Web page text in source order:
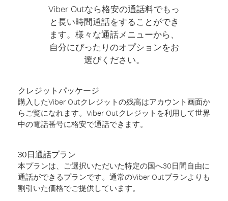
Viber Outなら格安の通話料でもっ
と長い時間通話をすることができ
ます。様々な通話メニューから、
自分にぴったりのオプションをお
選びください。
クレジットパッケージ
購入したViber Outクレジットの残高はアカウント画面か
らご覧になれます。Viber Outクレジットを利用して世界
中の電話番号に格安で通話できます。
30日通話プラン
本プランは、ご選択いただいた特定の国へ30日間自由に
通話ができるプランです。通常のViber Outプランよりも
割引いた価格でご提供しています。